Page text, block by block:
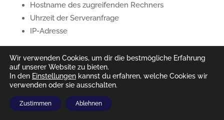
Hostname des zugreifenden Rechners
Uhrzeit der Serveranfrage
IP-Adresse
Eine Zusammenführung dieser Daten mit anderen
Datenquellen wird nicht vorgenommen.
Die Erfassung dieser Daten erfolgt auf Grundlage
von Art. 6 Abs. 1 lit. f DSGVO. Der Websitebetreiber
hat ein berechtigtes Interesse an der technisch
Wir verwenden Cookies, um dir die bestmögliche Erfahrung
auf unserer Website zu bieten.
In den Einstellungen kannst du erfahren, welche Cookies wir
verwenden oder sie ausschalten.
Zustimmen Ablehnen